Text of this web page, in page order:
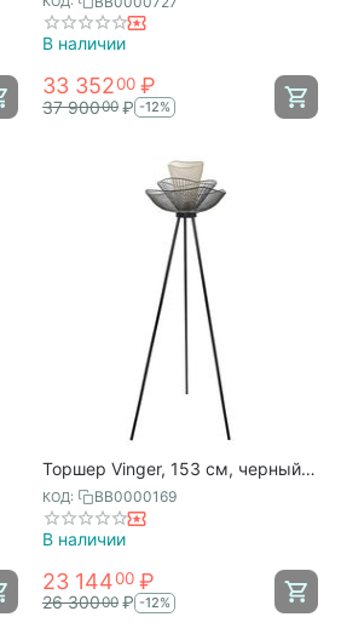
В наличии
33 35200 ₽
37 90000 ₽ -12%
Торшер Vinger, 153 см, черный/
серый/белый, Bergenson Bjorn
КОД: BB0000169
В наличии
23 14400 ₽
26 30000 ₽ -12%